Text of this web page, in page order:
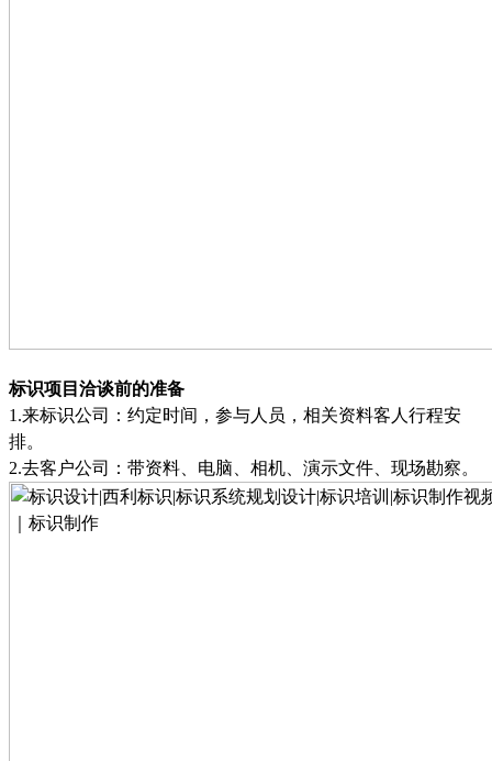
标识项目洽谈前的准备
1.来标识公司：约定时间，参与人员，相关资料客人行程安
排。
2.去客户公司：带资料、电脑、相机、演示文件 现场勘察。